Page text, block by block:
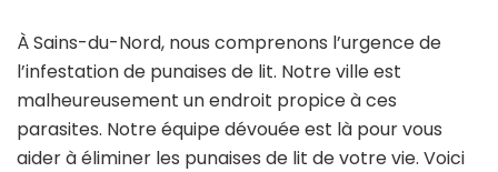
À Sains-du-Nord, nous comprenons l’urgence de
l’infestation de punaises de lit. Notre ville est
malheureusement un endroit propice à ces
parasites. Notre équipe dévouée est là pour vous
aider à éliminer les punaises de lit de votre vie. Voici